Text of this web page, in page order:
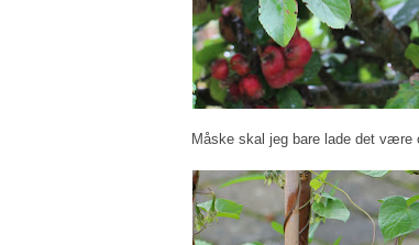
Måske skal jeg bare lade det være